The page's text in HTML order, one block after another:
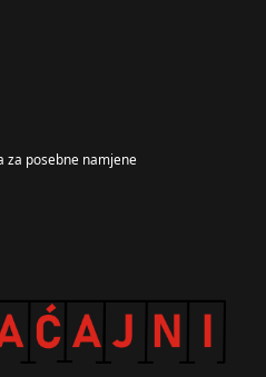
za posebne namjene